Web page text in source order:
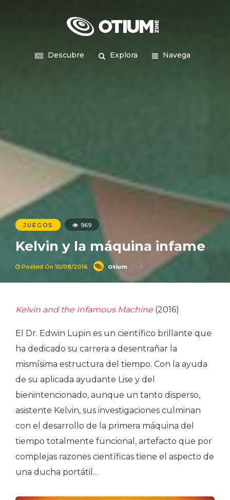
Descubre Explora Navega
JUEGOS 969
Kelvin y la máquina infame
Posted On 10/08/2016 Otium 0
Kelvin and the Infamous Machine (2016)
El Dr. Edwin Lupin es un científico brillante que
ha dedicado su carrera a desentrañar la
mismísima estructura del tiempo. Con la ayuda
de su aplicada ayudante Lise y del
bienintencionado, aunque un tanto disperso,
asistente Kelvin, sus investigaciones culminan
con el desarrollo de la primera máquina del
tiempo totalmente funcional, artefacto que por
complejas razones científicas tiene el aspecto de
una ducha portátil…